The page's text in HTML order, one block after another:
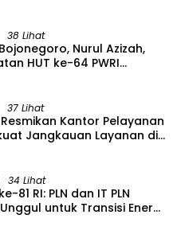
38 Lihat
Nurul Azizah,
HUT ke-64 PWRI
37 Lihat
Resmikan Kantor Pelayanan
Jangkauan Layanan di
34 Lihat
81 RI: PLN dan IT PLN
untuk Transisi Energi